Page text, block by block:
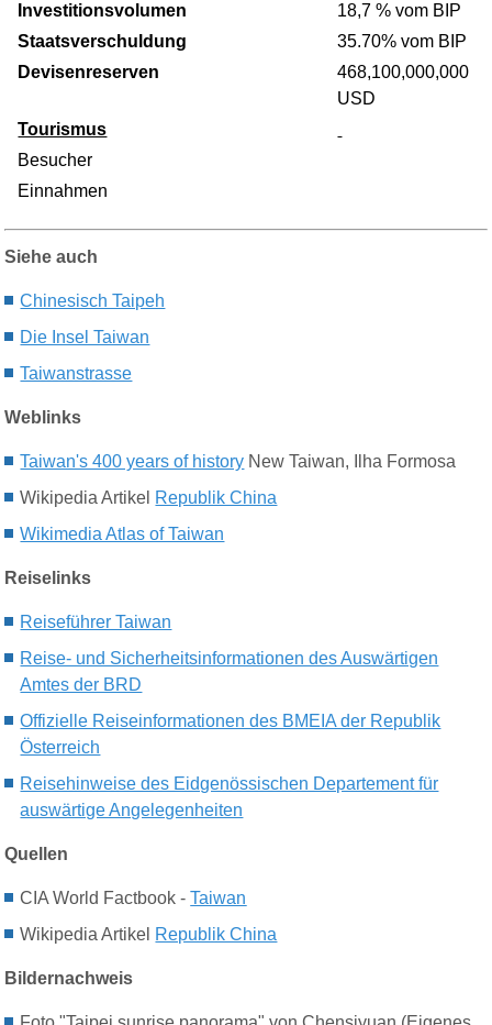
Investitionsvolumen
18,7 % vom BIP
Staatsverschuldung
35.70% vom BIP
Devisenreserven
468,100,000,000
USD
Tourismus
Besucher
Einnahmen
Siehe auch
Chinesisch Taipeh
Die Insel Taiwan
Taiwanstrasse
Weblinks
Taiwan's 400 years of history New Taiwan, Ilha Formosa
Wikipedia Artikel Republik China
Wikimedia Atlas of Taiwan
Reiselinks
Reiseführer Taiwan
Reise- und Sicherheitsinformationen des Auswärtigen
Amtes der BRD
Offizielle Reiseinformationen des BMEIA der Republik
Österreich
Reisehinweise des Eidgenössischen Departement für
auswärtige Angelegenheiten
Quellen
CIA World Factbook -Taiwan
Wikipedia Artikel Republik China
Bildernachweis